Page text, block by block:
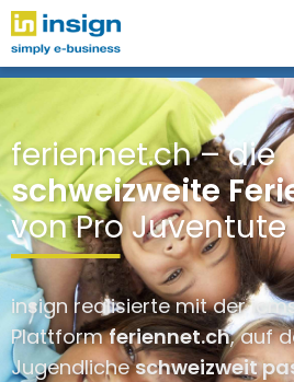
feriennet.ch – die
schweizweite
von Pro Juventute
insign realisierte mit der
Plattformferiennet.ch, auf
Jugendlicheschweizweit